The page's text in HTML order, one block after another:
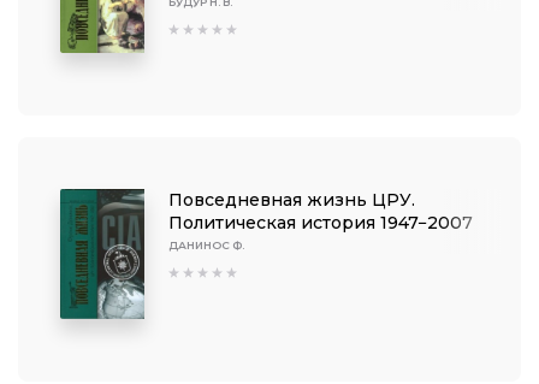
Повседневная жизнь ЦРУ.
Политическая история 1947−2007
ДАНИНОС Ф.